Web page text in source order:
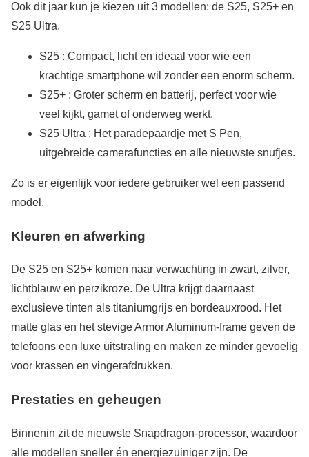
Ook dit jaar kun je kiezen uit 3 modellen: de S25, S25+ en
S25 Ultra.
S25 : Compact, licht en ideaal voor wie een
krachtige smartphone wil zonder een enorm scherm.
S25+ : Groter scherm en batterij, perfect voor wie
veel kijkt, gamet of onderweg werkt.
S25 Ultra : Het paradepaardje met S Pen,
uitgebreide camerafuncties en alle nieuwste snufjes.
Zo is er eigenlijk voor iedere gebruiker wel een passend
model.
Kleuren en afwerking
De S25 en S25+ komen naar verwachting in zwart, zilver,
lichtblauw en perzikroze. De Ultra krijgt daarnaast
exclusieve tinten als titaniumgrijs en bordeauxrood. Het
matte glas en het stevige Armor Aluminum-frame geven de
telefoons een luxe uitstraling en maken ze minder gevoelig
voor krassen en vingerafdrukken.
Prestaties en geheugen
Binnenin zit de nieuwste Snapdragon-processor, waardoor
alle modellen sneller én energiezuiniger zijn. De